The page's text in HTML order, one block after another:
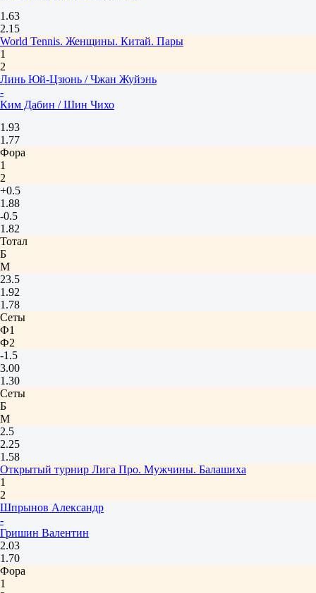
1.63
2.15
World Tennis. Женщины. Китай. Пары
1
2
Линь Юй-Цзюнь / Чжан Жуйэнь
-
Ким Дабин / Шин Чихо
1.93
1.77
Фора
1
2
+0.5
1.88
-0.5
1.82
Тотал
Б
М
23.5
1.92
1.78
Сеты
Ф1
Ф2
-1.5
3.00
1.30
Сеты
Б
М
2.5
2.25
1.58
Открытый турнир Лига Про. Мужчины. Балашиха
1
2
Шпрынов Александр
-
Гришин Валентин
2.03
1.70
Фора
1